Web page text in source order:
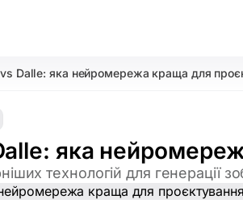
Dalle: яка нейромережа краща для
яка
технологій для генерації